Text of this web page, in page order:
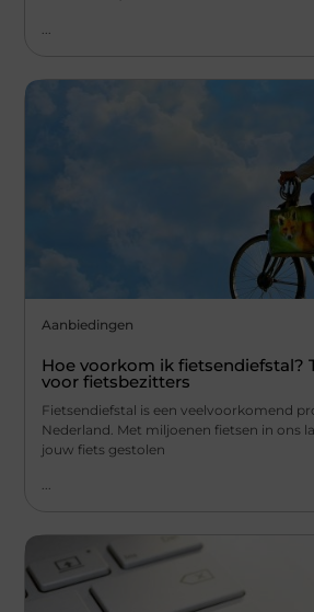
Aanbiedingen
Hoe voorkom ik fietsendiefstal?
voor fietsbezitters
Fietsendiefstal is een veelvoorkomend
Nederland. Met miljoenen fietsen in ons
jouw fiets gestolen
...